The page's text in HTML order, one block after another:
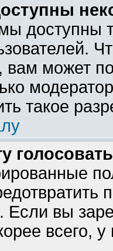
доступны
может
такое
Если вы
всего,